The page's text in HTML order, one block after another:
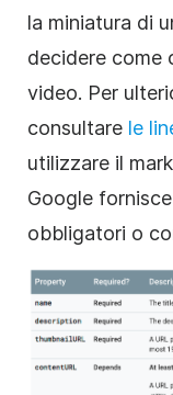
la miniatura di
decidere come
video. Per
consultare le
utilizzare il
Google
obbligatori o